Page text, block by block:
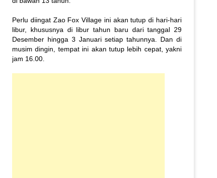
Perlu diingat Zao Fox Village ini akan tutup di hari-hari
libur, khususnya di libur tahun baru dari tanggal 29
Desember hingga 3 Januari setiap tahunnya. Dan di
musim dingin, tempat ini akan tutup lebih cepat, yakni
jam 16.00.